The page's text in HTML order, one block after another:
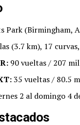
Park (Birmingham,
(3.7 km), 17
90 vueltas / 207
35 vueltas / 80.5
2 al domingo 4